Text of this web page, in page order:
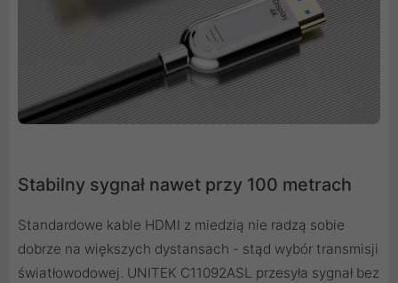
Stabilny sygnał nawet przy 100 metrach
Standardowe kable HDMI z miedzią nie radzą sobie
dobrze na większych dystansach - stąd wybór transmisji
światłowodowej. UNITEK C11092ASL przesyła sygnał bez